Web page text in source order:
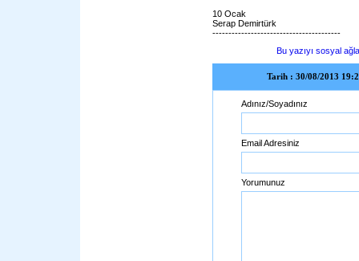
10 Ocak
Serap Demirtürk
----------------------------------------
Bu yazıyı sosyal
Tarih : 30/08/2013
Adınız/Soyadınız
Email Adresiniz
Yorumunuz